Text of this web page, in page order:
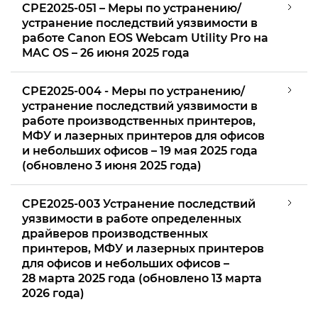
CPE2025-051 – Меры по устранению/
устранение последствий уязвимости в
работе Canon EOS Webcam Utility Pro на
MAC OS – 26 июня 2025 года
CPE2025-004 - Меры по устранению/
устранение последствий уязвимости в
работе производственных принтеров,
МФУ и лазерных принтеров для офисов
и небольших офисов – 19 мая 2025 года
(обновлено 3 июня 2025 года)
CPE2025-003 Устранение последствий
уязвимости в работе определенных
драйверов производственных
принтеров, МФУ и лазерных принтеров
для офисов и небольших офисов –
28 марта 2025 года (обновлено 13 марта
2026 года)